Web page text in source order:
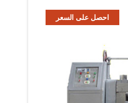
احصل على السعر